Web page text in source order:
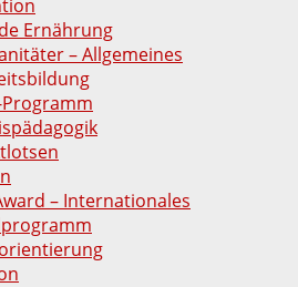
Ernährung
– Allgemeines
Programm
– Internationales